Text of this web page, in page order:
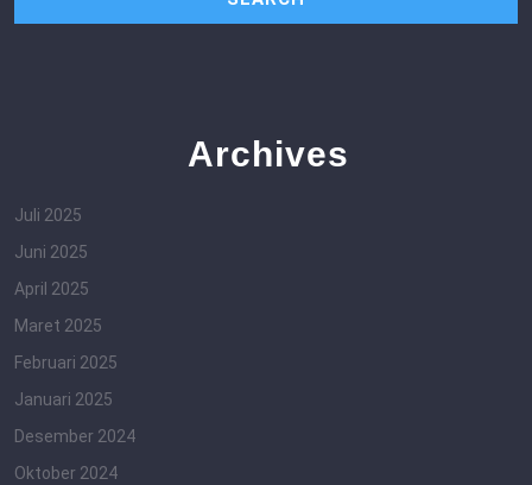
Archives
Juli 2025
Juni 2025
April 2025
Maret 2025
Februari 2025
Januari 2025
Desember 2024
Oktober 2024